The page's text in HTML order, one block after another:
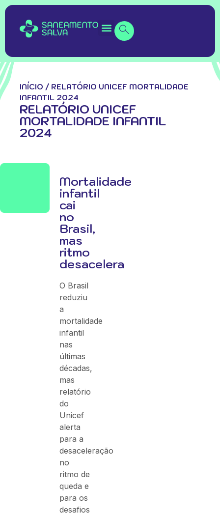
INÍCIO / RELATÓRIO UNICEF MORTALIDADE
INFANTIL 2024
RELATÓRIO UNICEF
MORTALIDADE INFANTIL
2024
Mortalidade
infantil
cai
no
Brasil,
mas
ritmo
desacelera
O Brasil
reduziu
a
mortalidade
infantil
nas
últimas
décadas,
mas
relatório
do
Unicef
alerta
para a
desaceleração
no
ritmo de
queda e
para os
desafios